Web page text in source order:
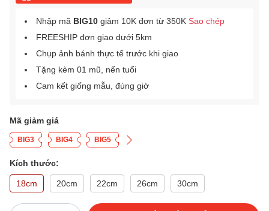
Nhập mã BIG10 giảm 10K đơn từ 350K Sao chép
FREESHIP đơn giao dưới 5km
Chụp ảnh bánh thực tế trước khi giao
Tặng kèm 01 mũ, nến tuổi
Cam kết giống mẫu, đúng giờ
Mã giảm giá
BIG3 BIG4 BIG5
Kích thước:
18cm 20cm 22cm 26cm 30cm